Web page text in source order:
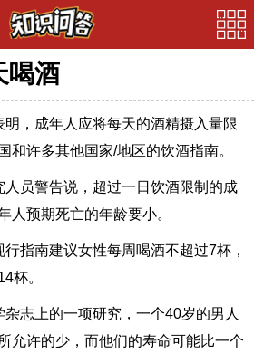
喝酒
，成年人应将每天的酒精摄入量限
和许多其他国家/地区的饮酒指南。
人员警告说，超过一日饮酒限制的成
人预期死亡的年龄要小。
指南建议女性每周喝酒不超过7杯，
杯。
志上的一项研究，一个40岁的男人
允许的少，而他们的寿命可能比一个